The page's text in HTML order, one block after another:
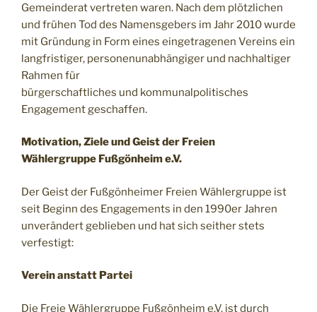
Gemeinderat vertreten waren. Nach dem plötzlichen
und frühen Tod des Namensgebers im Jahr 2010 wurde
mit Gründung in Form eines eingetragenen Vereins ein
langfristiger, personenunabhängiger und nachhaltiger
Rahmen für
bürgerschaftliches und kommunalpolitisches
Engagement geschaffen.
Motivation, Ziele und Geist der Freien
Wählergruppe Fußgönheim e.V.
Der Geist der Fußgönheimer Freien Wählergruppe ist
seit Beginn des Engagements in den 1990er Jahren
unverändert geblieben und hat sich seither stets
verfestigt:
Verein anstatt Partei
Die Freie Wählergruppe Fußgönheim e.V. ist durch